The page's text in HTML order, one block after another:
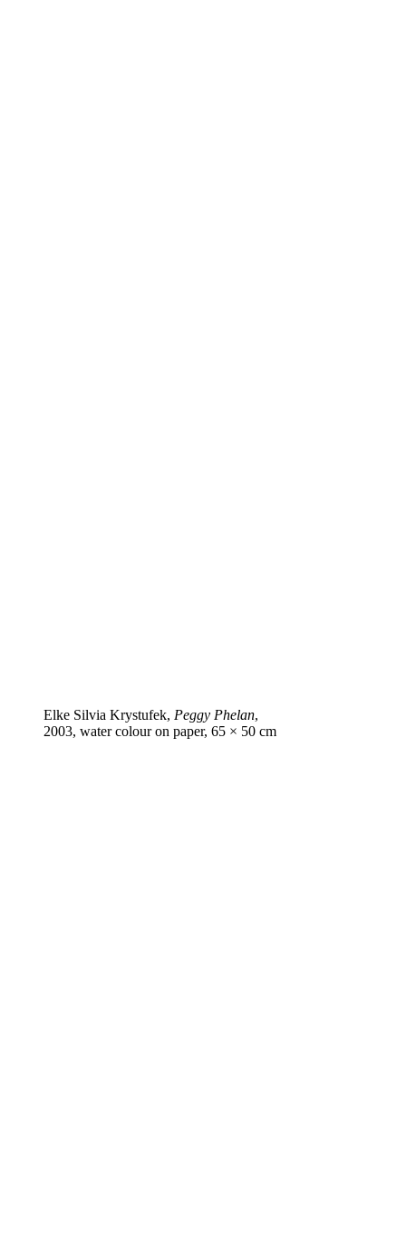
Elke Silvia Krystufek, Peggy Phelan,
2003, water colour on paper, 65 × 50 cm